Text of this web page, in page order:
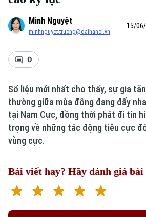
Minh Nguyệt
minhnguyet.truong@daihanoi.vn
15/06/
0
Số liệu mới nhất cho thấy, sự gia
thường giữa mùa đông đang đẩy
tại Nam Cực, đồng thời phát đi tín
trọng về những tác động tiêu cực
vùng cực.
Bài viết hay? Hãy đánh giá